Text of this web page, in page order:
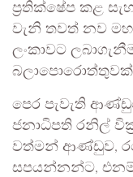
ප්‍රතික්ෂේප කළ
වැනි තවත් නව මහා
ලංකාවට
පෙර පැවැති
ජනාධිපති රනිල්
වත්මන් ආණ්ඩුව,
සපයන්නන්ට,